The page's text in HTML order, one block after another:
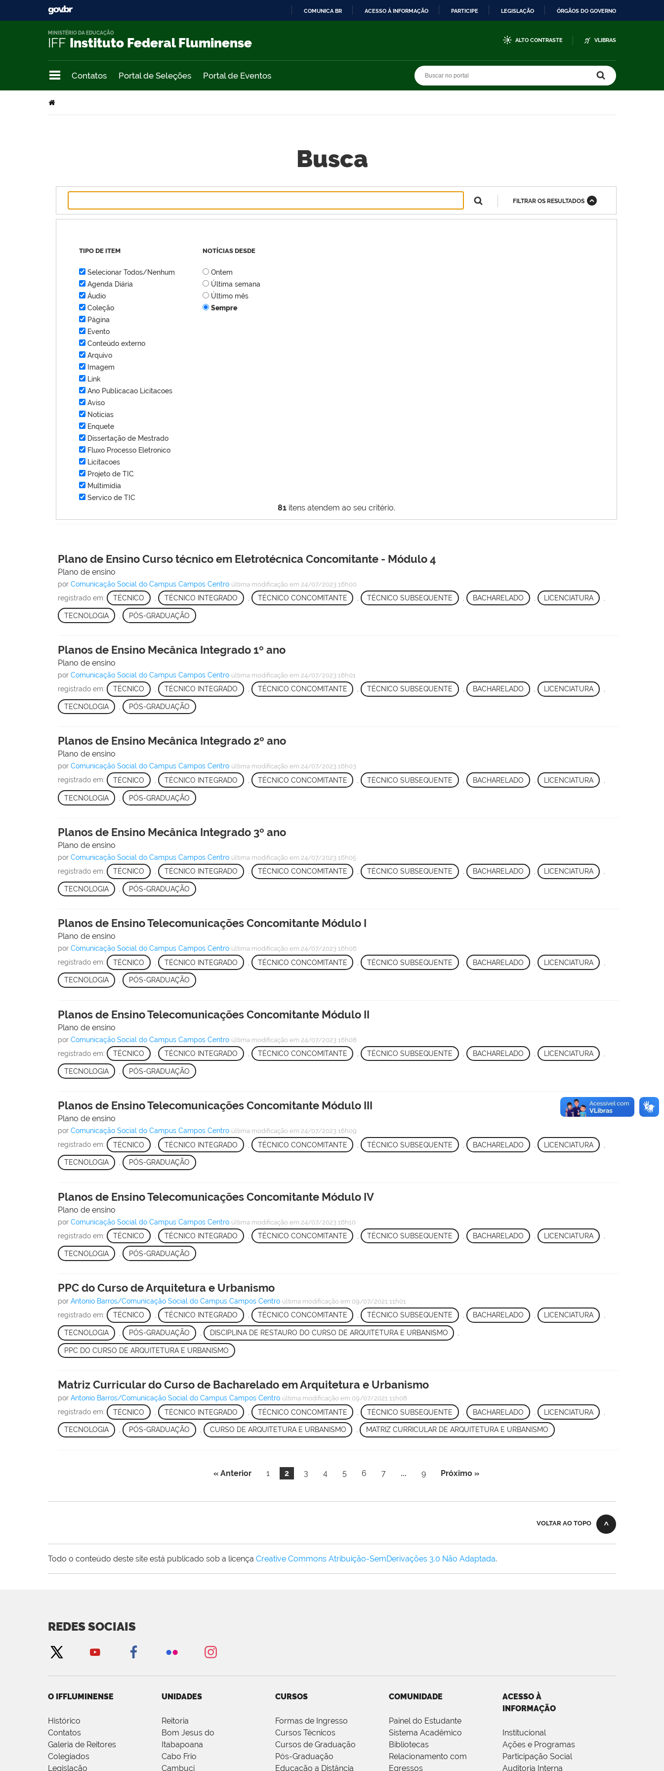
COMUNICA BR ACESSO À INFORMAÇÃO PARTICIPE LEGISLAÇÃO ÓRGÃOS DO GOVERNO
IFF Instituto Federal Fluminense
MINISTÉRIO DA EDUCAÇÃO
ALTO CONTRASTE VLIBRAS
Contatos Portal de Seleções Portal de Eventos
Busca
81 itens atendem ao seu critério.
FILTRAR OS RESULTADOS
TIPO DE ITEM
Selecionar Todos/Nenhum
Agenda Diária
Áudio
Coleção
Página
Evento
Conteúdo externo
Arquivo
Imagem
Link
Ano Publicacao Licitacoes
Aviso
Notícias
Enquete
Dissertação de Mestrado
Fluxo Processo Eletronico
Licitacoes
Projeto de TIC
Multimídia
Servico de TIC
NOTÍCIAS DESDE
Ontem
Última semana
Último mês
Sempre
Plano de Ensino Curso técnico em Eletrotécnica Concomitante - Módulo 4
Plano de ensino
porComunicação Social do Campus Campos Centro última modificação em 24/07/2023 16h00
registrado em: TÉCNICO TÉCNICO INTEGRADO TÉCNICO CONCOMITANTE , TÉCNICO SUBSEQUENTE , BACHARELADO LICENCIATURA
TECNOLOGIA PÓS-GRADUAÇÃO
Planos de Ensino Mecânica Integrado 1º ano
Plano de ensino
porComunicação Social do Campus Campos Centro última modificação em 24/07/2023 16h01
registrado em: TÉCNICO , TÉCNICO INTEGRADO , TÉCNICO CONCOMITANTE , TÉCNICO SUBSEQUENTE , BACHARELADO , LICENCIATURA ,
TECNOLOGIA PÓS-GRADUAÇÃO
Planos de Ensino Mecânica Integrado 2º ano
Plano de ensino
porComunicação Social do Campus Campos Centro última modificação em 24/07/2023 16h03
registrado em: TÉCNICO TÉCNICO INTEGRADO TÉCNICO CONCOMITANTE , TÉCNICO SUBSEQUENTE , BACHARELADO LICENCIATURA
TECNOLOGIA PÓS-GRADUAÇÃO
Planos de Ensino Mecânica Integrado 3º ano
Plano de ensino
porComunicação Social do Campus Campos Centro última modificação em 24/07/2023 16h05
registrado em: TÉCNICO , TÉCNICO INTEGRADO , TÉCNICO CONCOMITANTE , TÉCNICO SUBSEQUENTE , BACHARELADO , LICENCIATURA ,
TECNOLOGIA PÓS-GRADUAÇÃO
Planos de Ensino Telecomunicações Concomitante Módulo I
Plano de ensino
porComunicação Social do Campus Campos Centro última modificação em 24/07/2023 16h06
registrado em: TÉCNICO TÉCNICO INTEGRADO TÉCNICO CONCOMITANTE , TÉCNICO SUBSEQUENTE , BACHARELADO LICENCIATURA
TECNOLOGIA , PÓS-GRADUAÇÃO
Planos de Ensino Telecomunicações Concomitante Módulo II
Plano de ensino
porComunicação Social do Campus Campos Centro última modificação em 24/07/2023 16h08
registrado em: TÉCNICO TÉCNICO INTEGRADO TÉCNICO CONCOMITANTE , TÉCNICO SUBSEQUENTE , BACHARELADO LICENCIATURA
TECNOLOGIA PÓS-GRADUAÇÃO
Planos de Ensino Telecomunicações Concomitante Módulo III
Plano de ensino
porComunicação Social do Campus Campos Centro última modificação em 24/07/2023 16h09
registrado em: TÉCNICO TÉCNICO INTEGRADO TÉCNICO CONCOMITANTE , TÉCNICO SUBSEQUENTE , BACHARELADO LICENCIATURA
TECNOLOGIA , PÓS-GRADUAÇÃO
Planos de Ensino Telecomunicações Concomitante Módulo IV
Plano de ensino
porComunicação Social do Campus Campos Centro última modificação em 24/07/2023 16h10
registrado em: TÉCNICO TÉCNICO INTEGRADO TÉCNICO CONCOMITANTE , TÉCNICO SUBSEQUENTE , BACHARELADO LICENCIATURA
TECNOLOGIA PÓS-GRADUAÇÃO
PPC do Curso de Arquitetura e Urbanismo
porAntonio Barros/Comunicação Social do Campus Campos Centro última modificação em 09/07/2021 11h01
registrado em: TÉCNICO , TÉCNICO INTEGRADO , TÉCNICO CONCOMITANTE , TÉCNICO SUBSEQUENTE , BACHARELADO , LICENCIATURA ,
TECNOLOGIA PÓS-GRADUAÇÃO DISCIPLINA DE RESTAURO DO CURSO DE ARQUITETURA E URBANISMO
PPC DO CURSO DE ARQUITETURA E URBANISMO
Matriz Curricular do Curso de Bacharelado em Arquitetura e Urbanismo
porAntonio Barros/Comunicação Social do Campus Campos Centro última modificação em 09/07/2021 11h08
registrado em: TÉCNICO TÉCNICO INTEGRADO TÉCNICO CONCOMITANTE , TÉCNICO SUBSEQUENTE , BACHARELADO LICENCIATURA
TECNOLOGIA , PÓS-GRADUAÇÃO , CURSO DE ARQUITETURA E URBANISMO , MATRIZ CURRICULAR DE ARQUITETURA E URBANISMO
« Anterior 1 2 3 4 5 6 7 ... 9 Próximo »
VOLTAR AO TOPO
Todo o conteúdo deste site está publicado sob a licença Creative Commons Atribuição-SemDerivações 3.0 Não Adaptada.
REDES SOCIAIS
O IFFLUMINENSE
Histórico
Contatos
Galeria de Reitores
Colegiados
Legislação
UNIDADES
Reitoria
Bom Jesus do
Itabapoana
Cabo Frio
Cambuci
CURSOS
Formas de Ingresso
Cursos Técnicos
Cursos de Graduação
Pós-Graduação
Educação a Distância
COMUNIDADE
Painel do Estudante
Sistema Acadêmico
Bibliotecas
Relacionamento com
Egressos
ACESSO À
INFORMAÇÃO
Institucional
Ações e Programas
Participação Social
Auditoria Interna